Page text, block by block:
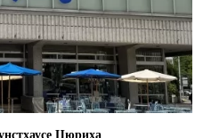
Цюриха